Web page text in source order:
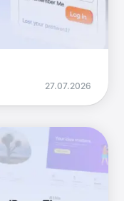
27.07.2026